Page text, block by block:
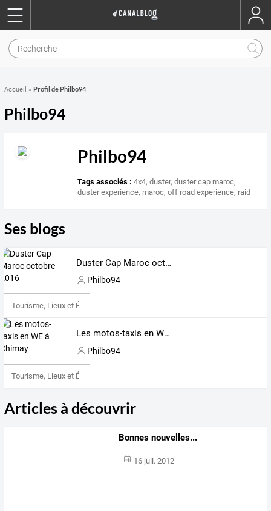
Accueil » Profil de Philbo94
Philbo94
Philbo94
Tags associés : 4x4,duster,duster cap maroc,
duster experience, maroc,off road experience, raid
Ses blogs
Duster Cap Maroc octobre 2016
Philbo94
Tourisme, Lieux et Événements
Les motos-taxis en WE à Chimay
Philbo94
Tourisme, Lieux et Événements
Articles à découvrir
Bonnes nouvelles...
16 juil. 2012